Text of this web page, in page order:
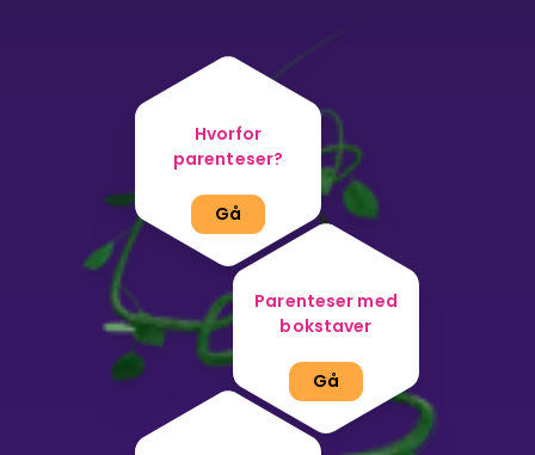
Bestill privatundervisning
Inviter en venn
LÆREPLAN
Velg læreplan
Hvorfor
parenteser?
Gå
Parenteser med
bokstaver
Gå